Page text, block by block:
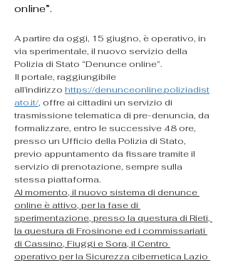
online”.
A partire da oggi, 15 giugno, è operativo, in
via sperimentale, il nuovo servizio della
Polizia di Stato “Denunce online”.
Il portale, raggiungibile
all’indirizzo https://denunceonline.poliziadist
ato.it/, offre ai cittadini un servizio di
trasmissione telematica di pre-denuncia, da
formalizzare, entro le successive 48 ore,
presso un Ufficio della Polizia di Stato,
previo appuntamento da fissare tramite il
servizio di prenotazione, sempre sulla
stessa piattaforma.
Al momento, il nuovo sistema di denunce
online è attivo, per la fase di
sperimentazione, presso la questura di Rieti,
la questura di Frosinone ed i commissariati
di Cassino, Fiuggi e Sora, il Centro
operativo per la Sicurezza cibernetica Lazio